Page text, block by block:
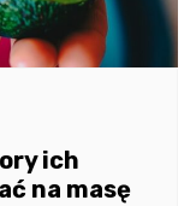
ich
na masę